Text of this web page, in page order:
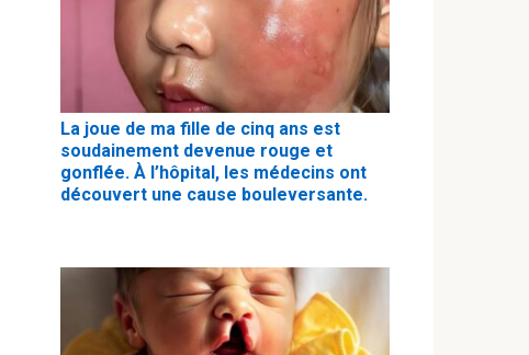
La joue de ma fille de cinq ans est
soudainement devenue rouge et
gonflée. À l’hôpital, les médecins ont
découvert une cause bouleversante.